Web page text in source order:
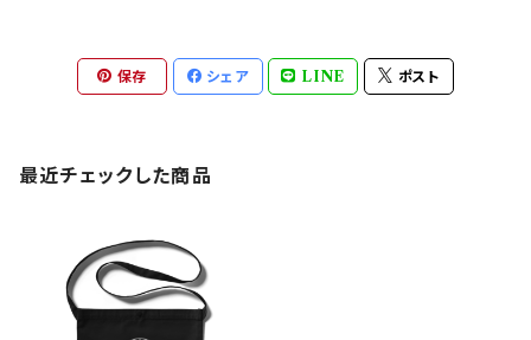
保存 シェア LINE ポスト
最近チェックした商品